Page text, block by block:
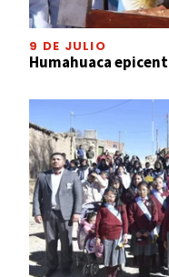
9 DE JULIO
Humahuaca